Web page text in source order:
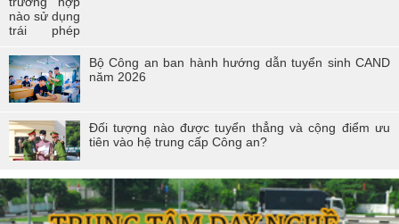
Bộ Công an ban hành hướng dẫn tuyển sinh CAND
năm 2026
Đối tượng nào được tuyển thẳng và cộng điểm ưu
tiên vào hệ trung cấp Công an?